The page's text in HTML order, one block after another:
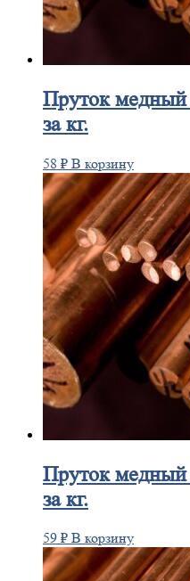
Прутокмедный
за кг.
58 ₽ В корзину
Прутокмедный
за кг.
59 ₽ В корзину